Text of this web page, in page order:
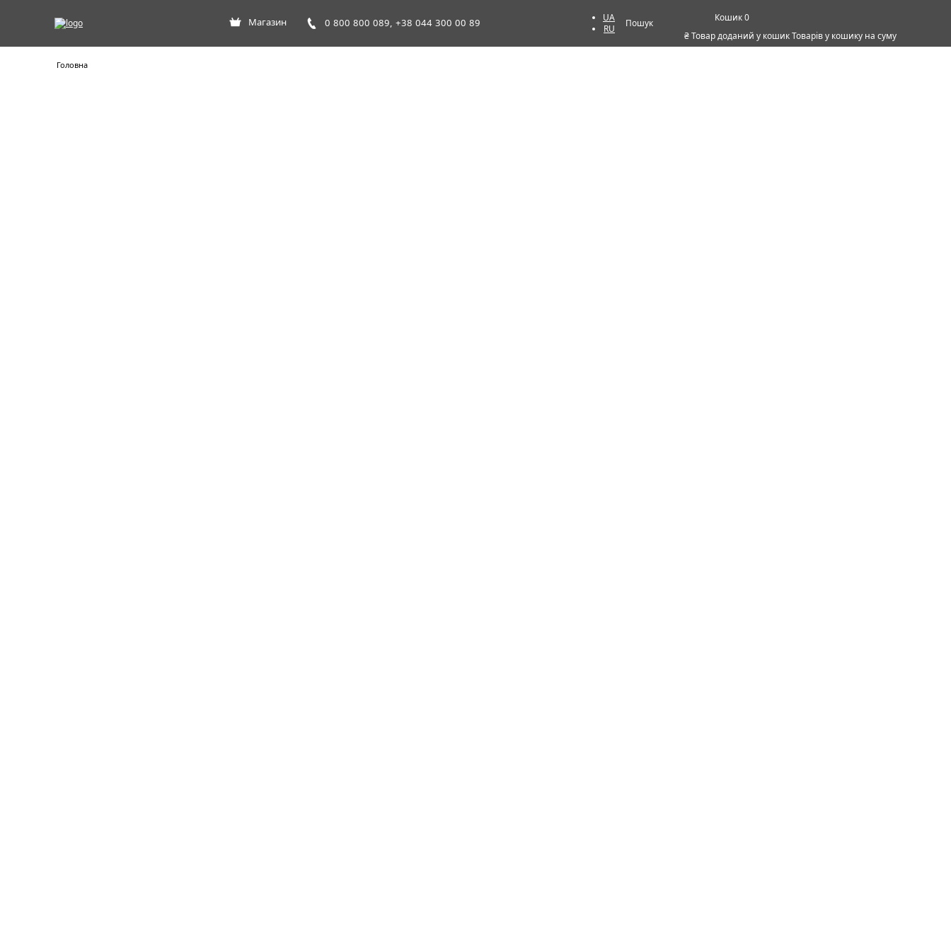
Магазин 0 800 800 089, +38 044 300 00 89
UA
RU
Пошук
0
₴Товар доданий у кошикТоварів у кошику на суму
Головна